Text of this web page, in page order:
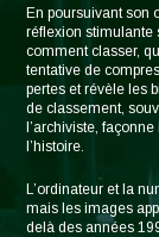
En poursuivant son
réflexion stimulante
comment classer,
tentative de
pertes et révèle les
de classement,
l’archiviste,
l’histoire.
L’ordinateur et la
mais les images
delà des années